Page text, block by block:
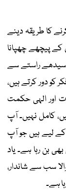
کا طریقہ دینے
پیچھے چھپانا
سیدھے راستے سے
کو دور کرتے ہیں،
اور الہی حکمت
کامل نہیں۔ آپ
لیے ہیں جو آپ
بن رہا ہے۔ یاد
سب سے شاندار،
ہے۔